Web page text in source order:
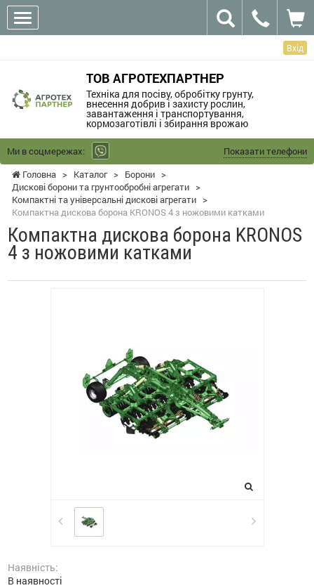
Вхід
ТОВ АГРОТЕХПАРТНЕР
Техніка для посіву, обробітку грунту,
внесення добрив і захисту рослин,
завантаження і транспортування,
кормозаготівлі і збирання врожаю
Ми в соцмережах:
Показати телефони
Головна > Каталог > Борони >
Дискові борони та грунтообробні агрегати >
Компактні та універсальні дискові агрегати >
Компактна дискова борона KRONOS 4 з ножовими катками
Компактна дискова борона KRONOS
4 з ножовими катками
Наявність:
В наявності